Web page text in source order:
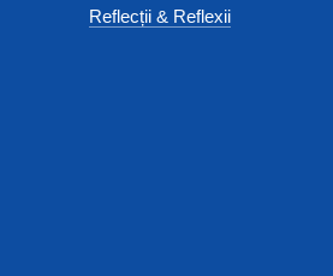
Reflecții & Reflexii